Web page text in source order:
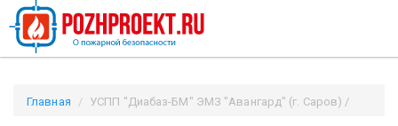
Главная
УСПП "Диабаз-БМ" ЭМЗ "Авангард" (г. Саров) /